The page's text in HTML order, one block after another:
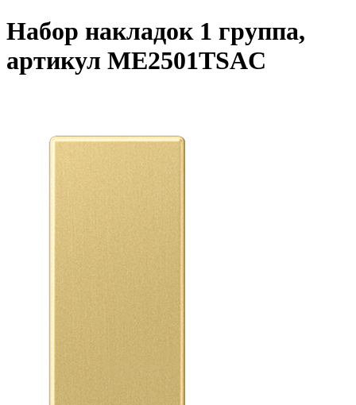
Набор накладок 1 группа,
артикул ME2501TSAC